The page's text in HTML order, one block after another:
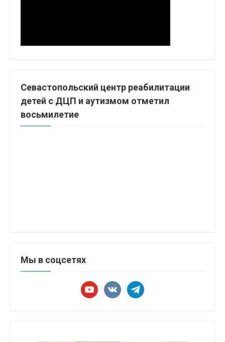
Севастопольский центр реабилитации
детей с ДЦП и аутизмом отметил
восьмилетие
Мы в соцсетях
youtubevkontaktetelegram